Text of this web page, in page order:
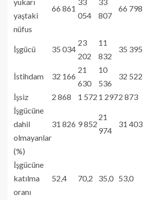
yaştaki
nüfus
66 861
054
807
66 798
İşgücü 35 034
23
202
11
832
35 395
İstihdam 32 166
21
630
10
536
32 522
İşsiz 2 868 1 572 1 2972 873
İşgücüne
dahil
olmayanlar
31 826 9 852
21
974
31 403
(%)
İşgücüne
katılma
oranı
52,4 70,2 35,0 53,0